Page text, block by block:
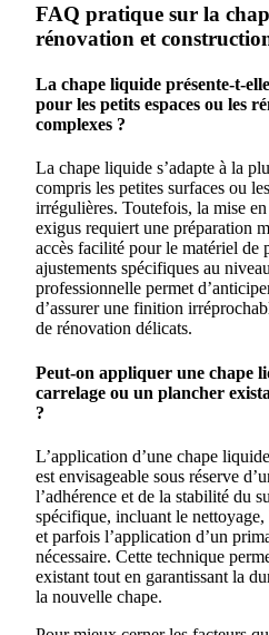
FAQ pratique sur la
rénovation et
La chape liquide présente-t-
pour les petits espaces ou les
complexes ?
La chape liquide s’adapte à la
compris les petites surfaces ou
irrégulières. Toutefois, la mise
exigus requiert une préparation
accès facilité pour le matériel de
ajustements spécifiques au
professionnelle permet
d’assurer une finition
de rénovation délicats.
Peut-on appliquer une chape
carrelage ou un plancher
?
L’application d’une chape
est envisageable sous réserve
l’adhérence et de la stabilité du
spécifique, incluant le
et parfois l’application d’un
nécessaire. Cette technique
existant tout en garantissant la
la nouvelle chape.